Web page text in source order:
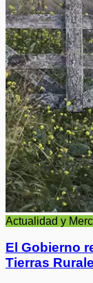
Actualidad y
El Gobierno
Tierras